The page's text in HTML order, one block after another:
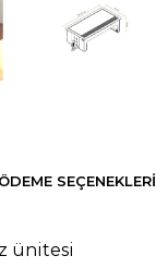
ÖDEME SEÇENEKLERI
ünitesi